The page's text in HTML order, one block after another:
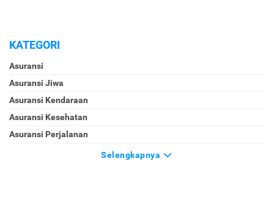
KATEGORI
Asuransi
Asuransi Jiwa
Asuransi Kendaraan
Asuransi Kesehatan
Asuransi Perjalanan
Selengkapnya